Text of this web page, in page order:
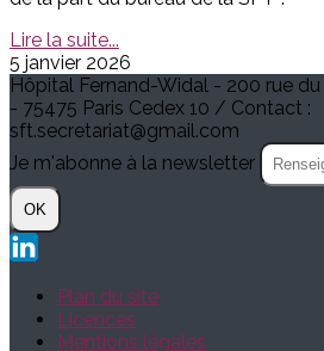
Lire la suite...
5 janvier 2026
Hôpital Fernand-Widal - 200 rue
- 75475 Paris Cedex 10 / Contact :
sft.secretariat@gmail.com
Je m'abonne à la newsletter
OK
Plan du site
Licences
Mentions légales